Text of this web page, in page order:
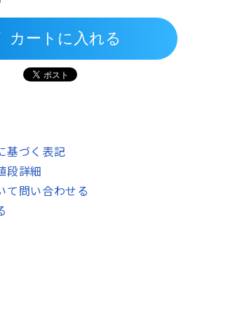
カートに入れる
基づく表記
段詳細
て問い合わせる